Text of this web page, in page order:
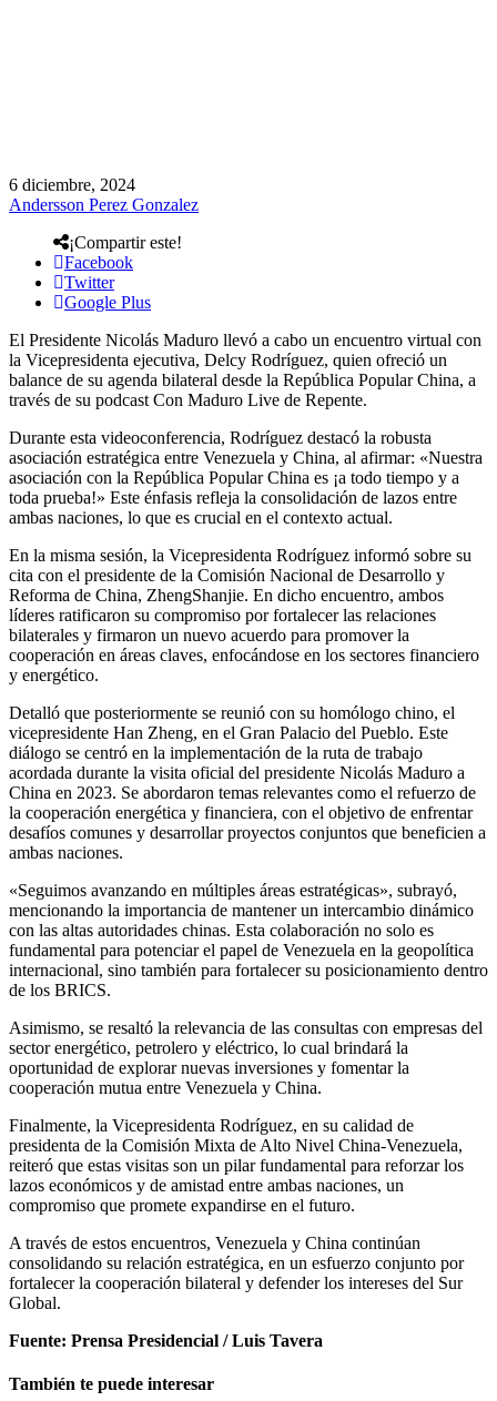
6 diciembre, 2024
Andersson Perez Gonzalez
¡Compartir este!
Facebook
Twitter
Google Plus
El Presidente Nicolás Maduro llevó a cabo un encuentro virtual con
la Vicepresidenta ejecutiva, Delcy Rodríguez, quien ofreció un
balance de su agenda bilateral desde la República Popular China, a
través de su podcast Con Maduro Live de Repente.
Durante esta videoconferencia, Rodríguez destacó la robusta
asociación estratégica entre Venezuela y China, al afirmar: «Nuestra
asociación con la República Popular China es ¡a todo tiempo y a
toda prueba!» Este énfasis refleja la consolidación de lazos entre
ambas naciones, lo que es crucial en el contexto actual.
En la misma sesión, la Vicepresidenta Rodríguez informó sobre su
cita con el presidente de la Comisión Nacional de Desarrollo y
Reforma de China, ZhengShanjie. En dicho encuentro, ambos
líderes ratificaron su compromiso por fortalecer las relaciones
bilaterales y firmaron un nuevo acuerdo para promover la
cooperación en áreas claves, enfocándose en los sectores financiero
y energético.
Detalló que posteriormente se reunió con su homólogo chino, el
vicepresidente Han Zheng, en el Gran Palacio del Pueblo. Este
diálogo se centró en la implementación de la ruta de trabajo
acordada durante la visita oficial del presidente Nicolás Maduro a
China en 2023. Se abordaron temas relevantes como el refuerzo de
la cooperación energética y financiera, con el objetivo de enfrentar
desafíos comunes y desarrollar proyectos conjuntos que beneficien a
ambas naciones.
«Seguimos avanzando en múltiples áreas estratégicas», subrayó,
mencionando la importancia de mantener un intercambio dinámico
con las altas autoridades chinas. Esta colaboración no solo es
fundamental para potenciar el papel de Venezuela en la geopolítica
internacional, sino también para fortalecer su posicionamiento dentro
de los BRICS.
Asimismo, se resaltó la relevancia de las consultas con empresas del
sector energético, petrolero y eléctrico, lo cual brindará la
oportunidad de explorar nuevas inversiones y fomentar la
cooperación mutua entre Venezuela y China.
Finalmente, la Vicepresidenta Rodríguez, en su calidad de
presidenta de la Comisión Mixta de Alto Nivel China-Venezuela,
reiteró que estas visitas son un pilar fundamental para reforzar los
lazos económicos y de amistad entre ambas naciones, un
compromiso que promete expandirse en el futuro.
A través de estos encuentros, Venezuela y China continúan
consolidando su relación estratégica, en un esfuerzo conjunto por
fortalecer la cooperación bilateral y defender los intereses del Sur
Global.
Fuente: Prensa Presidencial / Luis Tavera
También te puede interesar